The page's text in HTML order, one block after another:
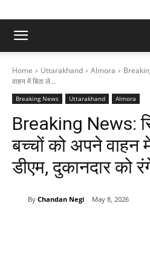
Home Uttarakhand Almora
वाहन में बिठा ले...
Breaking News Uttarakhand Almora
Breaking News:
बच्चों को अपने वाहन
डीएम, दुकानदार को
By Chandan Negi May 8, 2026